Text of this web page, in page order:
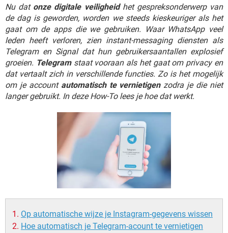
TIKTOK
GRATIS SNAPCHAT
TIKTOK
INSTAGRAM WINDOWS 10
NETFLIX CORONAVIRUS
GRATIS SNAPCHAT
TIKTOK
VIDEOBELLEN GAMES
INSTAGRAM WINDOWS 10
NETFLIX CORONAVIRUS
GRATIS SNAPCHAT
TIKTOK
Nu dat onze digitale veiligheidhet gespreksonderwerp van
de dag is geworden, worden we steeds kieskeuriger als het
gaat om de apps die we gebruiken. Waar WhatsApp veel
leden heeft verloren, zien instant-messaging diensten als
Telegram en Signal dat hun gebruikersaantallen explosief
groeien. Telegramstaat vooraan als het gaat om privacy en
dat vertaalt zich in verschillende functies. Zo is het mogelijk
om je account automatisch te vernietigenzodra je die niet
langer gebruikt. In deze How-To lees je hoe dat werkt.
Op automatische wijze je Instagram-gegevens wissen
Hoe automatisch je Telegram-acount te vernietigen